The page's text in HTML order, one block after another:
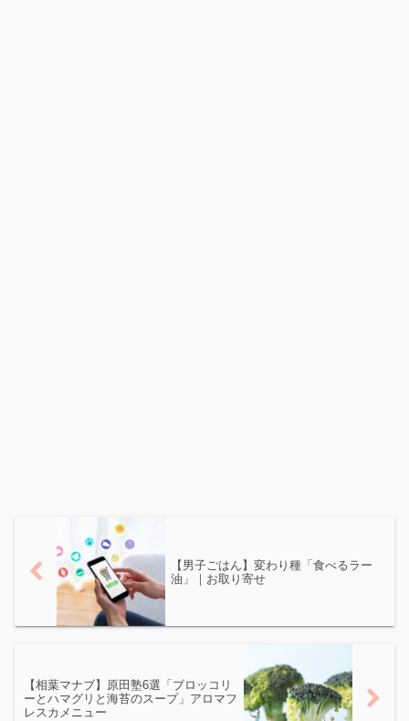
【男子ごはん】変わり種「食べるラー
油」｜お取り寄せ
【相葉マナブ】原田塾6選「ブロッコリ
ーとハマグリと海苔のスープ」アロマフ
レスカメニュー